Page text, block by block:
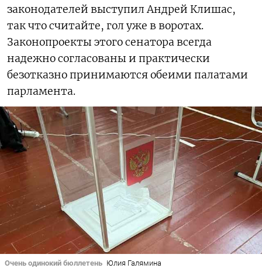
законодателей выступил Андрей Клишас,
так что считайте, гол уже в воротах.
Законопроекты этого сенатора всегда
надежно согласованы и практически
безотказно принимаются обеими палатами
парламента.
Очень одинокий бюллетень Юлия Галямина